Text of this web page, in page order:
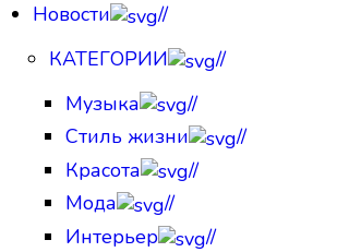
Новости
//
КАТЕГОРИИ
//
Музыка
//
Стиль жизни
//
Красота
//
Мода
//
Интерьер
//